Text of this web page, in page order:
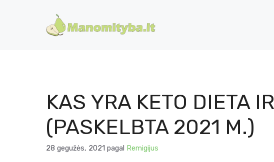
KAS YRA KETO DIETA
(PASKELBTA 2021 M.)
28 gegužės, 2021 pagal Remigijus